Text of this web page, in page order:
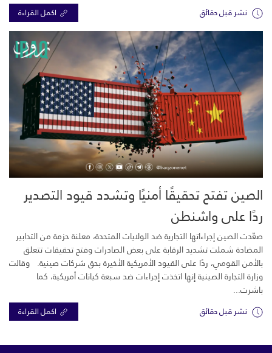
نشر قبل دقائق اكمل القراءة
الصين تفتح تحقيقًا أمنيًا وتشدد قيود التصدير
ردًا على واشنطن
صعّدت الصين إجراءاتها التجارية ضد الولايات المتحدة، معلنة حزمة من التدابير
المضادة شملت تشديد الرقابة على بعض الصادرات وفتح تحقيقات تتعلق
بالأمن القومي، ردًا على القيود الأمريكية الأخيرة بحق شركات صينية. وقالت
وزارة التجارة الصينية إنها اتخذت إجراءات ضد سبعة كيانات أمريكية، كما
باشرت...
نشر قبل دقائق اكمل القراءة